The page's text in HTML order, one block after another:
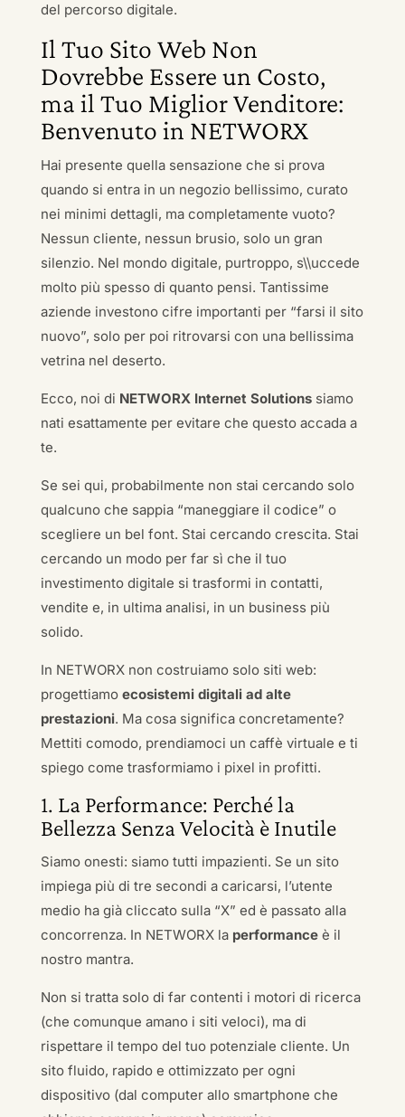
del percorso digitale.
Il Tuo Sito Web Non
Dovrebbe Essere un Costo,
ma il Tuo Miglior Venditore:
Benvenuto in NETWORX
Hai presente quella sensazione che si prova
quando si entra in un negozio bellissimo, curato
nei minimi dettagli, ma completamente vuoto?
Nessun cliente, nessun brusio, solo un gran
silenzio. Nel mondo digitale, purtroppo, s\\uccede
molto più spesso di quanto pensi. Tantissime
aziende investono cifre importanti per “farsi il sito
nuovo”, solo per poi ritrovarsi con una bellissima
vetrina nel deserto.
Ecco, noi di NETWORX Internet Solutionssiamo
nati esattamente per evitare che questo accada a
te.
Se sei qui, probabilmente non stai cercando solo
qualcuno che sappia “maneggiare il codice” o
scegliere un bel font. Stai cercando crescita. Stai
cercando un modo per far sì che il tuo
investimento digitale si trasformi in contatti,
vendite e, in ultima analisi, in un business più
solido.
In NETWORX non costruiamo solo siti web:
progettiamo ecosistemi digitali ad alte
prestazioni. Ma cosa significa concretamente?
Mettiti comodo, prendiamoci un caffè virtuale e ti
spiego come trasformiamo i pixel in profitti.
1. La Performance: Perché la
Bellezza Senza Velocità è Inutile
Siamo onesti: siamo tutti impazienti. Se un sito
impiega più di tre secondi a caricarsi, l’utente
medio ha già cliccato sulla “X” ed è passato alla
concorrenza. In NETWORX la performanceè il
nostro mantra.
Non si tratta solo di far contenti i motori di ricerca
(che comunque amano i siti veloci), ma di
rispettare il tempo del tuo potenziale cliente. Un
sito fluido, rapido e ottimizzato per ogni
dispositivo (dal computer allo smartphone che